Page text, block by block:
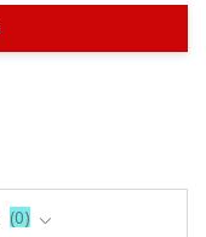
0